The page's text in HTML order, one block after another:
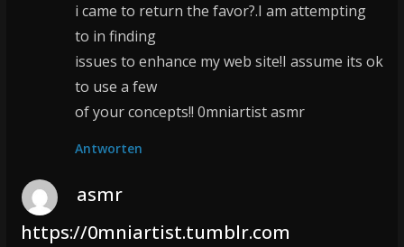
i came to return the favor?.I am attempting
to in finding
issues to enhance my web site!I assume its ok
to use a few
of your concepts!! 0mniartist asmr
Antworten
asmr
https://0mniartist.tumblr.com